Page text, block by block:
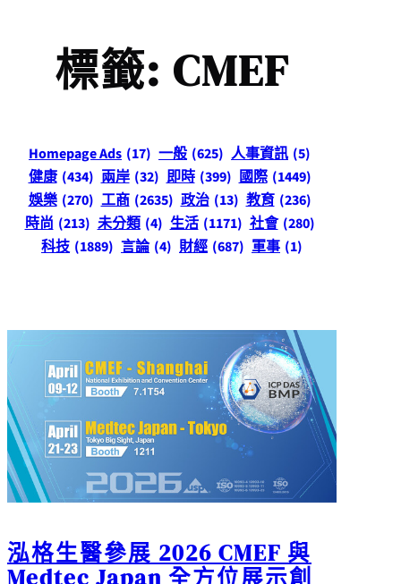
標籤: CMEF
Homepage Ads (17) 一般 (625) 人事資訊 (5)
健康 (434) 兩岸 (32) 即時 (399) 國際 (1449)
娛樂 (270) 工商 (2635) 政治 (13) 教育 (236)
時尚 (213) 未分類 (4) 生活 (1171) 社會 (280)
科技 (1889) 言論 (4) 財經 (687) 軍事 (1)
泓格生醫參展 2026 CMEF 與